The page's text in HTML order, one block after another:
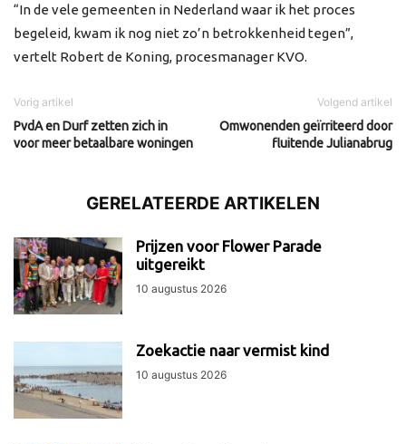
“In de vele gemeenten in Nederland waar ik het proces
begeleid, kwam ik nog niet zo’n betrokkenheid tegen”,
vertelt Robert de Koning, procesmanager KVO.
Vorig artikel
PvdA en Durf zetten zich in
voor meer betaalbare woningen
Volgend artikel
Omwonenden geïrriteerd door
fluitende Julianabrug
GERELATEERDE ARTIKELEN
Prijzen voor Flower Parade
uitgereikt
10 augustus 2026
Zoekactie naar vermist kind
10 augustus 2026